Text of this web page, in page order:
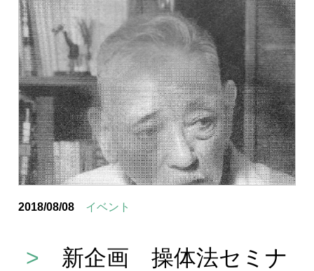
2018/08/08 イベント
>
新企画 操体法セミナ